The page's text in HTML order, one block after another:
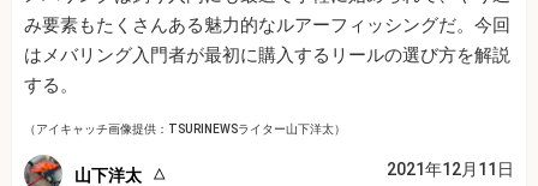
み要素もたくさんある魅力的なルアーフィッシングだ。今回
はメバリング入門者が最初に購入するリールの選び方を解説
する。
（アイキャッチ画像提供：TSURINEWSライター山下洋太）
山下洋太 2021年12月11日